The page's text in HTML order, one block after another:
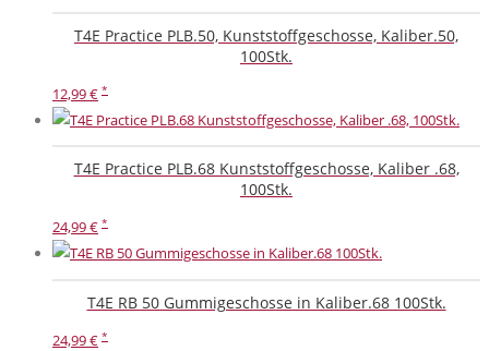
T4E Practice PLB.50, Kunststoffgeschosse, Kaliber.50,
100Stk.
12,99€
T4E Practice PLB.68 Kunststoffgeschosse, Kaliber .68,
100Stk.
24,99€
T4E RB 50 Gummigeschosse in Kaliber.68 100Stk.
24,99€